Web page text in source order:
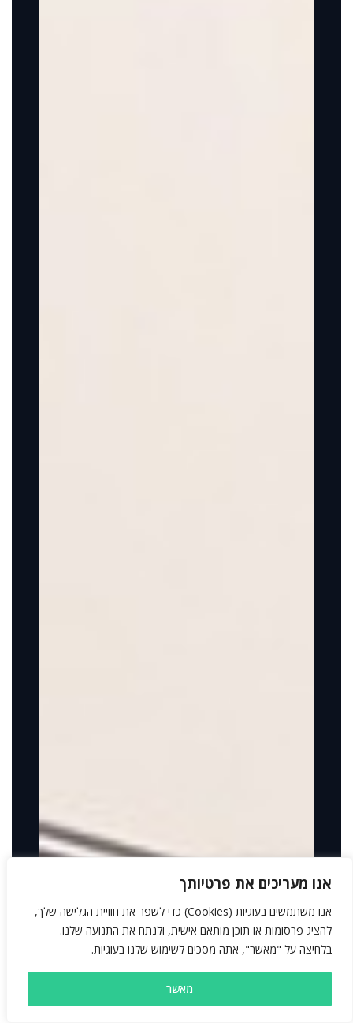
אנו מעריכים את פרטיותך
אנו משתמשים בעוגיות (Cookies) כדי לשפר את חוויית הגלישה שלך,
להציג פרסומות או תוכן מותאם אישית, ולנתח את התנועה שלנו.
בלחיצה על "מאשר", אתה מסכים לשימוש שלנו בעוגיות.
מאשר